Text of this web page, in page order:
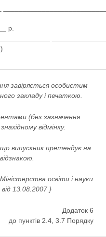
р.
завіряється особистим
закладу і печаткою.
(без зазначення
відмінку.
випускник претендує на
освіти і науки
13.08.2007 }
Додаток 6
до пунктів 2.4, 3.7 Порядку